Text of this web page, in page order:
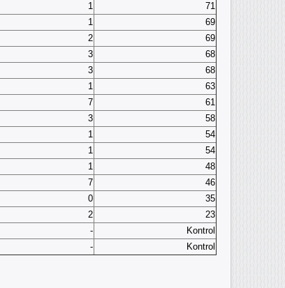
1
71
1
69
2
69
3
68
3
68
1
63
7
61
3
58
1
54
1
54
1
48
7
46
0
35
2
23
-
Kontrol
- Kontrol